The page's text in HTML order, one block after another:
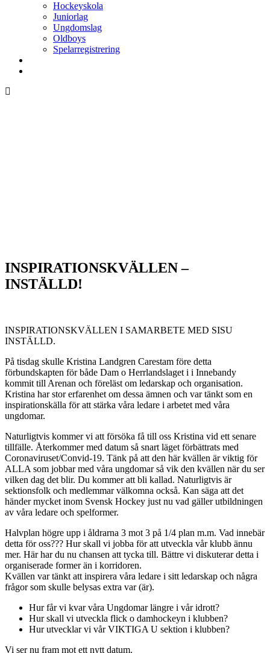
Hockeyskola
Juniorlag
Ungdomslag
Oldboys
Spelarregistrering
INSPIRATIONSKVÄLLEN –
INSTÄLLD!
INSPIRATIONSKVÄLLEN I SAMARBETE MED SISU
INSTÄLLD.
På tisdag skulle Kristina Landgren Carestam före detta
förbundskapten för både Dam o Herrlandslaget i i Innebandy
kommit till Arenan och föreläst om ledarskap och organisation.
Kristina har stor erfarenhet om dessa ämnen och var tänkt som en
inspirationskälla för att stärka våra ledare i arbetet med våra
ungdomar.
Naturligtvis kommer vi att försöka få till oss Kristina vid ett senare
tillfälle. Återkommer med datum så snart läget förbättrats med
Coronaviruset/Convid-19. Tänk på att den här kvällen är viktig för
ALLA som jobbar med våra ungdomar så vik den kvällen när du ser
vilken dag det blir. Du kommer att bli kallad. Naturligtvis är
sektionsfolk och medlemmar välkomna också. Kan säga att det
händer mycket inom Svensk Hockey just nu vad gäller utbildningen
av våra ledare och spelformer.
Halvplan högre upp i åldrarna 3 mot 3 på 1/4 plan m.m. Vad innebär
detta för oss??? Hur skall vi jobba för att utveckla vår klubb ännu
mer. Här har du nu chansen att tycka till. Bättre vi diskuterar detta i
organiserade former än i korridoren.
Kvällen var tänkt att inspirera våra ledare i sitt ledarskap och några
frågor som skulle belysas extra var (är).
Hur får vi kvar våra Ungdomar längre i vår idrott?
Hur skall vi utveckla flick o damhockeyn i klubben?
Hur utvecklar vi vår VIKTIGA U sektion i klubben?
Vi ser nu fram mot ett nytt datum.